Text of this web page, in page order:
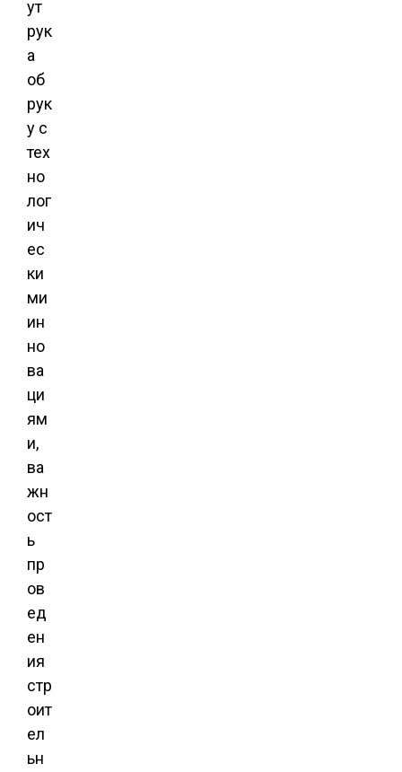
ут
рук
а
об
рук
у с
тех
но
лог
ич
ес
ки
ми
ин
но
ва
ци
ям
и,
ва
жн
ост
ь
пр
ов
ед
ен
ия
стр
оит
ел
ьн